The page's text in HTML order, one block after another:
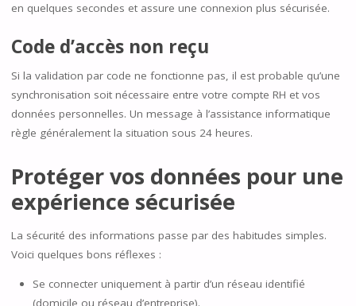
en quelques secondes et assure une connexion plus sécurisée.
Code d’accès non reçu
Si la validation par code ne fonctionne pas, il est probable qu’une
synchronisation soit nécessaire entre votre compte RH et vos
données personnelles. Un message à l’assistance informatique
règle généralement la situation sous 24 heures.
Protéger vos données pour une
expérience sécurisée
La sécurité des informations passe par des habitudes simples.
Voici quelques bons réflexes :
Se connecter uniquement à partir d’un réseau identifié